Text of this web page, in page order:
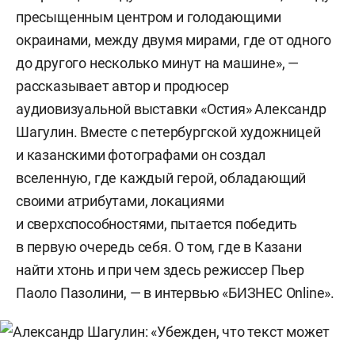
пресыщенным центром и голодающими
окраинами, между двумя мирами, где от одного
до другого несколько минут на машине», —
рассказывает автор и продюсер
аудиовизуальной выставки «Остия» Александр
Шагулин. Вместе с петербургской художницей
и казанскими фотографами он создал
вселенную, где каждый герой, обладающий
своими атрибутами, локациями
и сверхспособностями, пытается победить
в первую очередь себя. О том, где в Казани
найти хтонь и при чем здесь режиссер Пьер
Паоло Пазолини, — в интервью «БИЗНЕС Online».